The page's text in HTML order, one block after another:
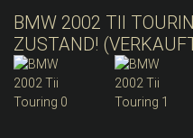
BMW 2002 TII
ZUSTAND!